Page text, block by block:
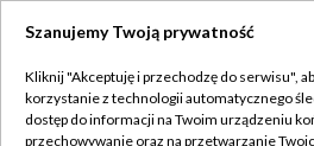
TVP
Szanujemy Twoją prywatność
Kliknij "Akceptuję i przechodzę do serwisu",
korzystanie z technologii automatycznego
dostęp do informacji na Twoim urządzeniu
przechowywanie oraz na przetwarzanie